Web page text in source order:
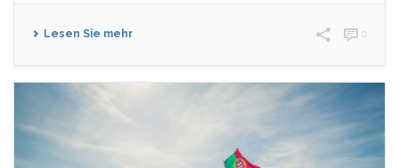
Lesen Sie mehr 0